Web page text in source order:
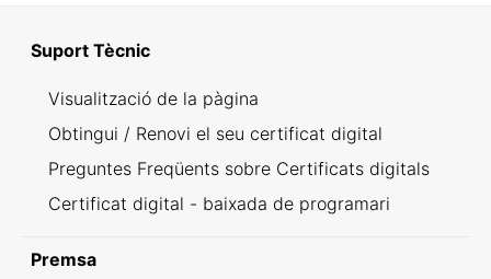
Suport Tècnic
Visualització de la pàgina
Obtingui / Renovi el seu certificat digital
Preguntes Freqüents sobre Certificats digitals
Certificat digital - baixada de programari
Premsa